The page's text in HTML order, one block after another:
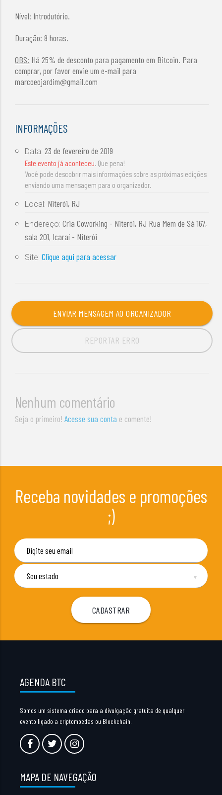
Nível: Introdutório.
Duração: 8 horas.
OBS: Há 25% de desconto para pagamento em Bitcoin. Para
comprar, por favor envie um e-mail para
marcoeojardim@gmail.com
INFORMAÇÕES
Data:23 de fevereiro de 2019
Este evento já aconteceu. Que pena!
Você pode descobrir mais informações sobre as próximas edições
enviando uma mensagem para o organizador.
Local: Niterói, RJ
Endereço:Cria Coworking - Niterói, RJ Rua Mem de Sá 167,
sala 201, Icaraí - Niterói
Site:Clique aqui para acessar
ENVIAR MENSAGEM AO ORGANIZADOR
REPORTAR ERRO
Nenhum comentário
Seja o primeiro!Acesse sua conta e comente!
Receba novidades e promoções
;)
▼
AGENDA BTC
Somos um sistema criado para a divulgação gratuita de qualquer
evento ligado a criptomoedas ou Blockchain.
MAPA DE NAVEGAÇÃO